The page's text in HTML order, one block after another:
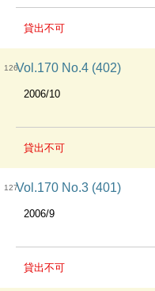
貸出不可
126Vol.170 No.4 (402)
2006/10
貸出不可
127Vol.170 No.3 (401)
2006/9
貸出不可